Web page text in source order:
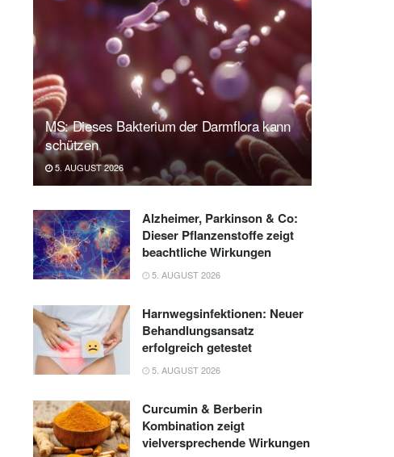
MS: Dieses Bakterium der Darmflora kann
schützen
5. AUGUST 2026
Alzheimer, Parkinson & Co:
Dieser Pflanzenstoffe zeigt
beachtliche Wirkungen
5. AUGUST 2026
Harnwegsinfektionen: Neuer
Behandlungsansatz
erfolgreich getestet
5. AUGUST 2026
Curcumin & Berberin
Kombination zeigt
vielversprechende Wirkungen